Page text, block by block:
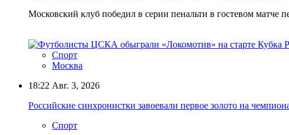
Московский клуб победил в серии пенальти в гостевом матче
Спорт
Москва
18:22 Авг. 3, 2026
Российские синхронистки завоевали первое золото на
Спорт